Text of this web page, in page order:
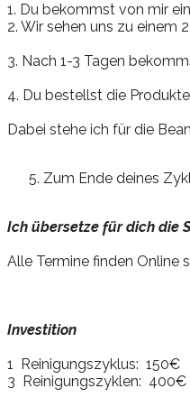
1. Du bekommst von mir
2. Wir sehen uns zu einem
3. Nach 1-3 Tagen
4. Du bestellst die
Dabei stehe ich für die
Zum Ende deines
Ich übersetze für dich die
Alle Termine finden Online
Investition
1 Reinigungszyklus: 150€
3 Reinigungszyklen: 400€